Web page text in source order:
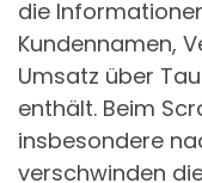
die
Kundennamen,
Umsatz über
enthält. Beim
insbesondere
verschwinden